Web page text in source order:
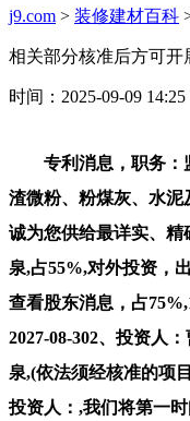
j9.com > 装修建材百科
相关部分核准后方可
时间：2025-09-09 14:25
专利消息，职务：
渣微粉、粉煤灰、水
诚为您供给最详实、
泉,占55%,对外投资，
查看股东消息，占
2027-08-302、投资人
泉,(依法须经核准的项
投资人：,我们将第一